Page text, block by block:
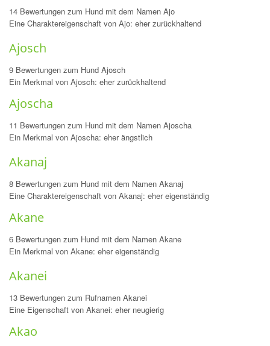
14 Bewertungen zum Hund mit dem Namen Ajo
Eine Charaktereigenschaft von Ajo: eher zurückhaltend
Ajosch
9 Bewertungen zum Hund Ajosch
Ein Merkmal von Ajosch: eher zurückhaltend
Ajoscha
11 Bewertungen zum Hund mit dem Namen Ajoscha
Ein Merkmal von Ajoscha: eher ängstlich
Akanaj
8 Bewertungen zum Hund mit dem Namen Akanaj
Eine Charaktereigenschaft von Akanaj: eher eigenständig
Akane
6 Bewertungen zum Hund mit dem Namen Akane
Ein Merkmal von Akane: eher eigenständig
Akanei
13 Bewertungen zum Rufnamen Akanei
Eine Eigenschaft von Akanei: eher neugierig
Akao